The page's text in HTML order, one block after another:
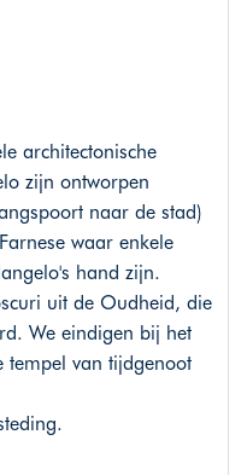
architectonische
zijn ontworpen
naar de stad)
waar enkele
hand zijn.
uit de Oudheid, die
We eindigen bij het
tempel van tijdgenoot